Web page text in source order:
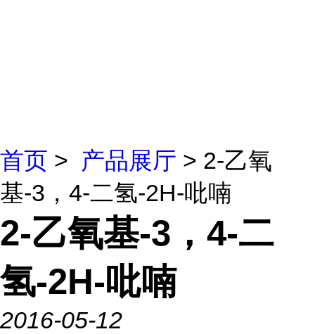
首页 > 产品展厅 > 2-乙氧
基-3，4-二氢-2H-吡喃
2-乙氧基-3，4-二
氢-2H-吡喃
2016-05-12